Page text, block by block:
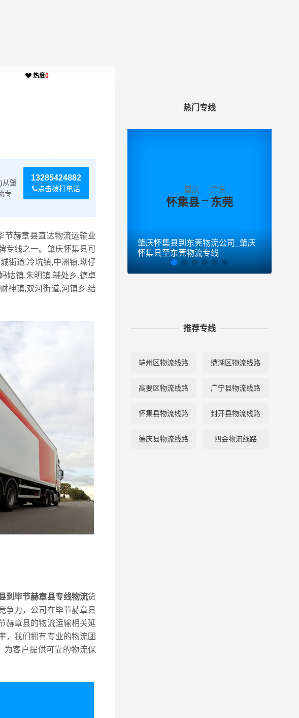
热度0
13285424882
点击拨打电话
从肇
专
节赫章县直达物流运输业
专线之一。肇庆怀集县可
街道,冷坑镇,中洲镇,坳仔
姑镇,朱明镇,辅处乡,德卓
神镇,双河街道,河镇乡,结
到毕节赫章县专线物流货
争力，公司在毕节赫章县
赫章县的物流运输相关延
，我们拥有专业的物流团
为客户提供可靠的物流保
热门专线
肇庆
怀集县→
广东
东莞
肇庆怀集县到东莞物流公司_肇庆
怀集县至东莞物流专线
推荐专线
端州区物流线路 鼎湖区物流线路
高要区物流线路 广宁县物流线路
怀集县物流线路 封开县物流线路
德庆县物流线路 四会物流线路